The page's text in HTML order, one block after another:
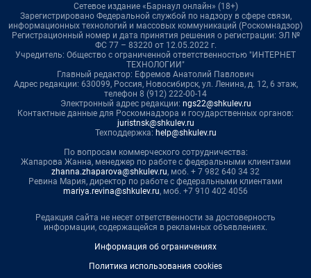
Сетевое издание «Барнаул онлайн» (18+)
Зарегистрировано Федеральной службой по надзору в сфере связи,
информационных технологий и массовых коммуникаций (Роскомнадзор)
Регистрационный номер и дата принятия решения о регистрации: ЭЛ №
ФС 77 – 83220 от 12.05.2022 г.
Учредитель: Общество с ограниченной ответственностью "ИНТЕРНЕТ
ТЕХНОЛОГИИ"
Главный редактор: Ефремов Анатолий Павлович
Адрес редакции: 630099, Россия, Новосибирск, ул. Ленина, д. 12, 6 этаж,
телефон 8 (912) 222-00-14
Электронный адрес редакции: ngs22@shkulev.ru
Контактные данные для Роскомнадзора и государственных органов:
juristnsk@shkulev.ru
Техподдержка: help@shkulev.ru
По вопросам коммерческого сотрудничества:
Жапарова Жанна, менеджер по работе с федеральными клиентами
zhanna.zhaparova@shkulev.ru, моб. + 7 982 640 34 32
Ревина Мария, директор по работе с федеральными клиентами
mariya.revina@shkulev.ru, моб. +7 910 402 4056
Редакция сайта не несет ответственности за достоверность
информации, содержащейся в рекламных объявлениях.
Информация об ограничениях
Политика использования cookies